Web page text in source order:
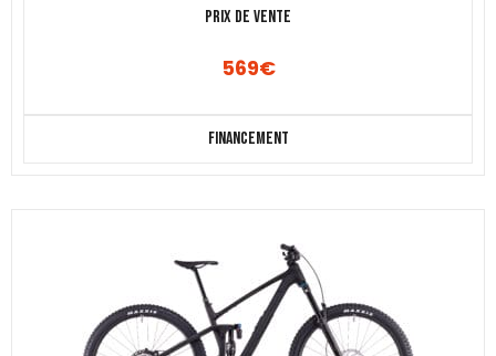
Prix de vente
569€
Financement